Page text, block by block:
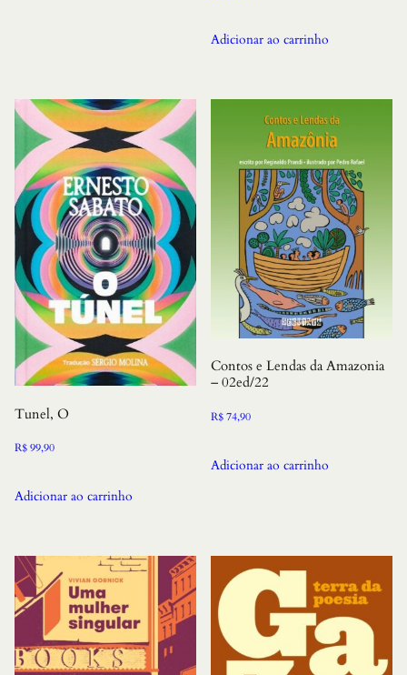
Adicionar ao carrinho
Tunel, O
R$99,90
Adicionar ao carrinho
Contos e Lendas da Amazonia
– 02ed/22
R$74,90
Adicionar ao carrinho